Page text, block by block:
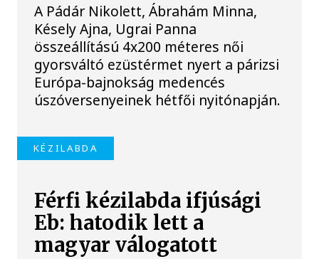
A Pádár Nikolett, Ábrahám Minna,
Késely Ajna, Ugrai Panna
összeállítású 4x200 méteres női
gyorsváltó ezüstérmet nyert a párizsi
Európa-bajnokság medencés
úszóversenyeinek hétfői nyitónapján.
KÉZILABDA
Férfi kézilabda ifjúsági
Eb: hatodik lett a
magyar válogatott